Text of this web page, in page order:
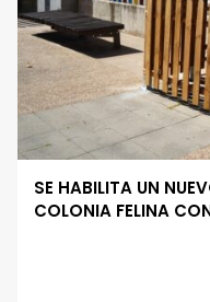
SE HABILITA UN
COLONIA FELINA